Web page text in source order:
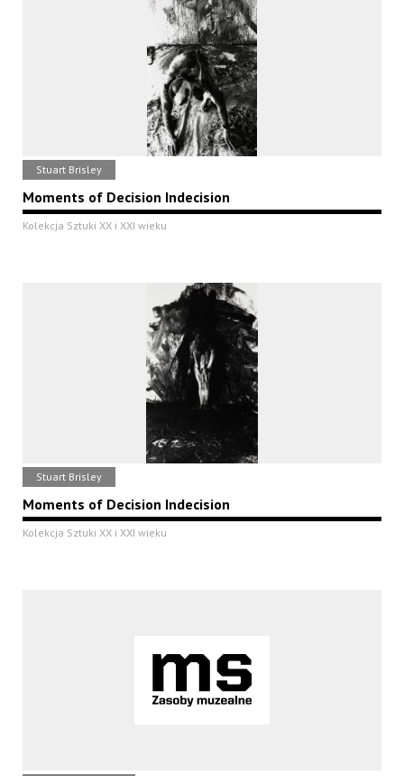
Stuart Brisley
Moments of Decision Indecision
Kolekcja Sztuki XX i XXI wieku
Stuart Brisley
Moments of Decision Indecision
Kolekcja Sztuki XX i XXI wieku